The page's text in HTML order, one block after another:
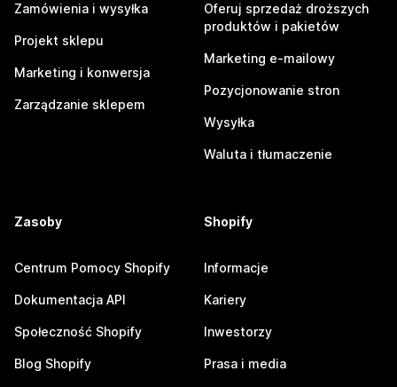
Zamówienia i wysyłka
Projekt sklepu
Marketing i konwersja
Zarządzanie sklepem
Oferuj sprzedaż droższych
produktów i pakietów
Marketing e-mailowy
Pozycjonowanie stron
Wysyłka
Waluta i tłumaczenie
Zasoby
Centrum Pomocy Shopify
Dokumentacja API
Społeczność Shopify
Blog Shopify
Shopify
Informacje
Kariery
Inwestorzy
Prasa i media